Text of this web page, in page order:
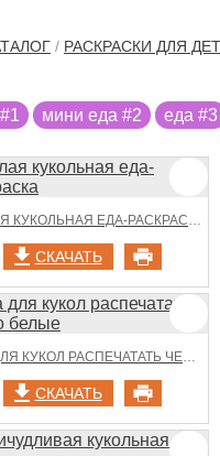
/ РАСКРАСКИ ДЛЯ
мини еда #2 еда #3
МИЛАЯ КУКОЛЬНАЯ ЕДА-РАСКРАСКА
СКАЧАТЬ
ЕДА ДЛЯ КУКОЛ РАСПЕЧАТАТЬ ЧЕРНО БЕЛЫЕ
СКАЧАТЬ